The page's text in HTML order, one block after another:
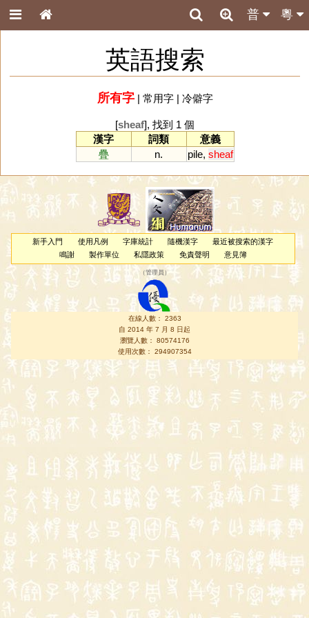
粵
普
英語搜索
所有字| 常用字| 冷僻字
[sheaf], 找到 1 個
漢字
詞類
意義
疊
n. pile, sheaf
新手入門 使用凡例 字庫統計 隨機漢字
最近被搜索的漢字
鳴謝
製作單位 私隱政策 免責聲明 意見簿
（管理員 ）
在線人數： 2363
自 2014 年 7 月 8 日起
瀏覽人數： 80574176
使用次數： 294907354